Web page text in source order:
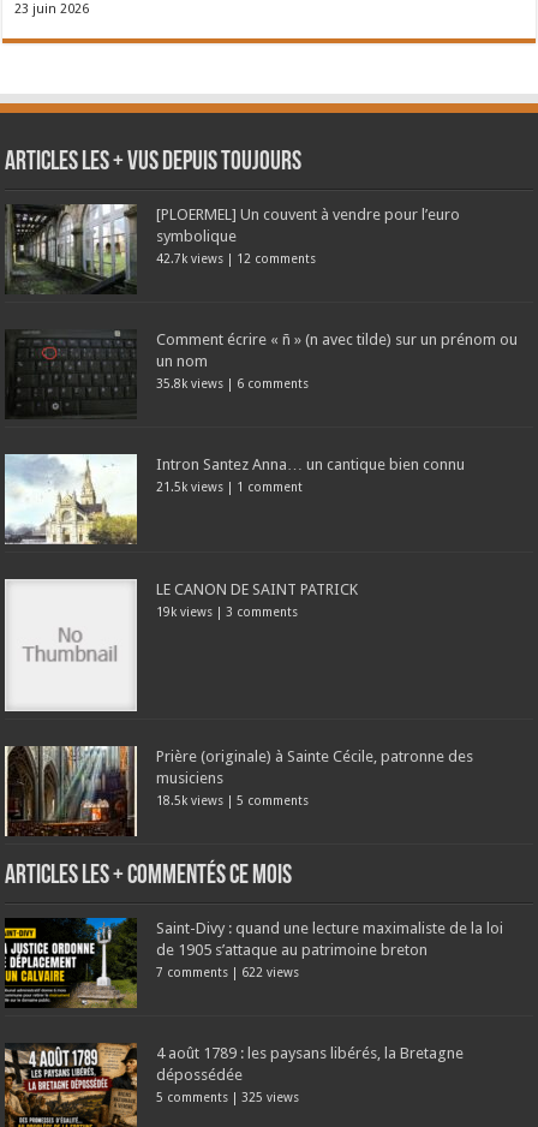
23 juin 2026
Articles les + vus depuis toujours
[PLOERMEL] Un couvent à vendre pour l’euro
symbolique
42.7k views | 12 comments
Comment écrire « ñ » (n avec tilde) sur un prénom ou
un nom
35.8k views | 6 comments
Intron Santez Anna… un cantique bien connu
21.5k views | 1 comment
LE CANON DE SAINT PATRICK
19k views | 3 comments
Prière (originale) à Sainte Cécile, patronne des
musiciens
18.5k views |5 comments
Articles les + commentés ce mois
Saint-Divy : quand une lecture maximaliste de la loi
de 1905 s’attaque au patrimoine breton
7 comments | 622 views
4 août 1789 : les paysans libérés, la Bretagne
dépossédée
5 comments | 325 views